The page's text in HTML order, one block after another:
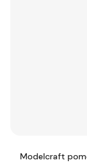
Modelcraft